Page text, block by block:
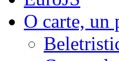
O carte, un